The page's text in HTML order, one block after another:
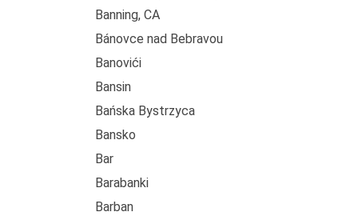
Banning, CA
Bánovce nad Bebravou
Banovići
Bansin
Bańska Bystrzycа
Bansko
Bar
Barabanki
Barban